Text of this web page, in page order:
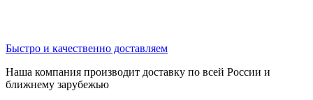
Быстро и качественно доставляем
Наша компания производит доставку по всей России и
ближнему зарубежью